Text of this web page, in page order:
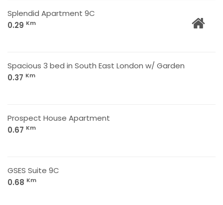
Splendid Apartment 9C
0.29 Km
Spacious 3 bed in South East London w/ Garden
0.37 Km
Prospect House Apartment
0.67 Km
GSES Suite 9C
0.68 Km